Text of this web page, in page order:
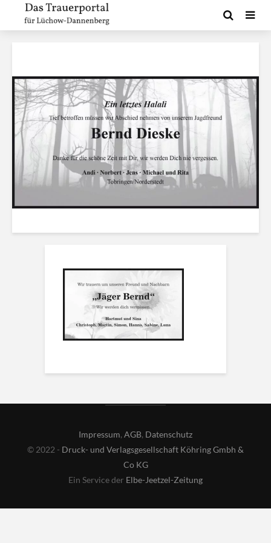
Impressum, AGB, Datenschutz
© 2022 - Druck- und Verlagsgesellschaft Köhring Gmbh &
Co KG
Ein Service der Elbe-Jeetzel-Zeitung